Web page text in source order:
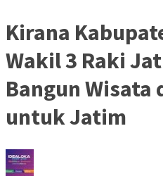
Kirana
Wakil 3 Raki
Bangun Wisata
untuk Jatim